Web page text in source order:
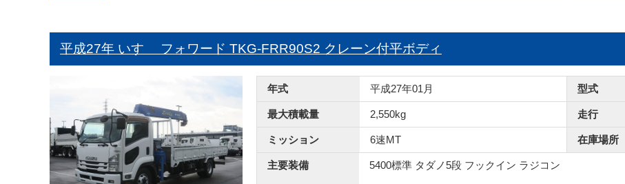
平成27年 いすゞ フォワード TKG-FRR90S2 クレーン付平ボディ
年式 平成27年01月 型式
最大積載量 2,550kg 走行
ミッション 6速MT 在庫場所
主要装備 5400標準 タダノ5段 フックイン ラジコン